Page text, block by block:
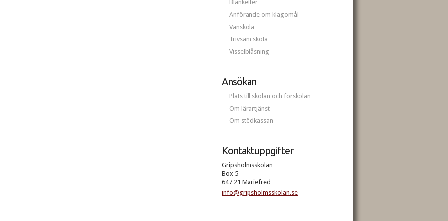
Blanketter
Anförande om klagomål
Vänskola
Trivsam skola
Visselblåsning
Ansökan
Plats till skolan och förskolan
Om lärartjänst
Om stödkassan
Kontaktuppgifter
Gripsholmsskolan
Box 5
647 21 Mariefred
info@gripsholmsskolan.se